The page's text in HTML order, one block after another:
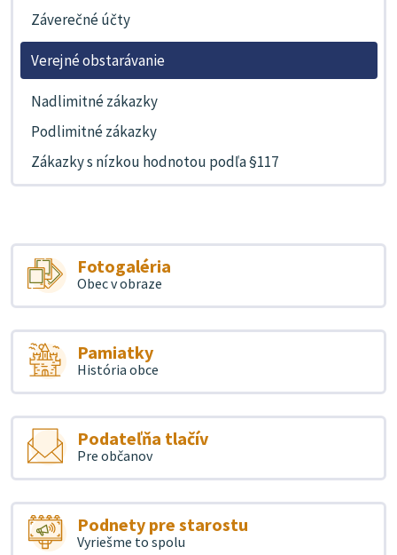
Záverečné účty
Verejné obstarávanie
Nadlimitné zákazky
Podlimitné zákazky
Zákazky s nízkou hodnotou podľa §117
Fotogaléria
Obec v obraze
Pamiatky
História obce
Podateľňa tlačív
Pre občanov
Podnety pre starostu
Vyriešme to spolu